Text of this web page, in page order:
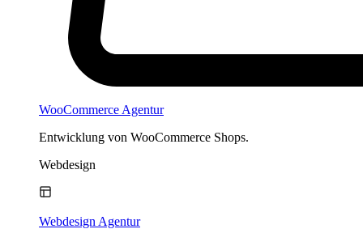
WooCommerce Agentur
Entwicklung von WooCommerce Shops.
Webdesign
Webdesign Agentur